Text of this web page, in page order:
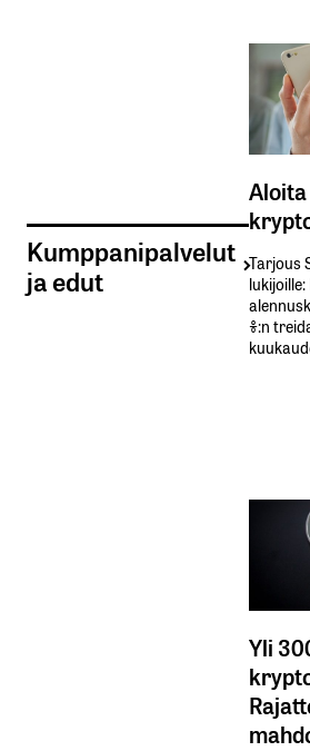
Kumppanipalvelut
ja edut
Tarjous
%:n
Yli